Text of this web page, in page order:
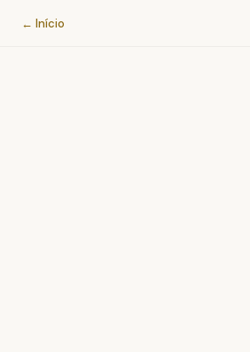
Catecismo da
← Início